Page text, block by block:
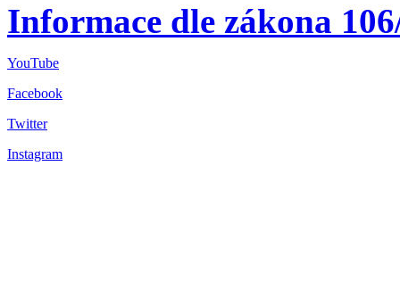
Informace dle zákona
YouTube
Facebook
Twitter
Instagram